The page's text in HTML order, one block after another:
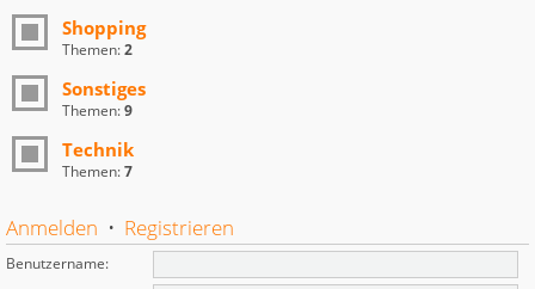
Shopping
Themen:2
Sonstiges
Themen:9
Technik
Themen:7
Anmelden • Registrieren
Benutzername: